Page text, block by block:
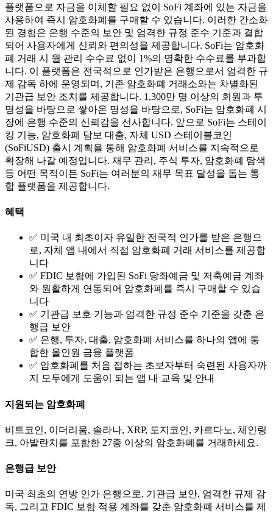
플랫폼으로 자금을 이체할 필요 없이 SoFi 계좌에 있는 자금을
사용하여 즉시 암호화폐를 구매할 수 있습니다. 이러한 간소화
된 경험은 은행 수준의 보안 및 엄격한 규정 준수 기준과 결합
되어 사용자에게 신뢰와 편의성을 제공합니다. SoFi는 암호화
폐 거래 시 월 관리 수수료 없이 1%의 명확한 수수료를 부과합
니다. 이 플랫폼은 전국적으로 인가받은 은행으로서 엄격한 규
제 감독 하에 운영되며, 기존 암호화폐 거래소와는 차별화된
기관급 보안 조치를 제공합니다. 1,300만 명 이상의 회원과 투
명성을 바탕으로 쌓아온 명성을 바탕으로, SoFi는 암호화폐 시
장에 은행 수준의 신뢰감을 선사합니다. 앞으로 SoFi는 스테이
킹 기능, 암호화폐 담보 대출, 자체 USD 스테이블코인
(SoFiUSD) 출시 계획을 통해 암호화폐 서비스를 지속적으로
확장해 나갈 예정입니다. 재무 관리, 주식 투자, 암호화폐 탐색
등 어떤 목적이든 SoFi는 여러분의 재무 목표 달성을 돕는 통
합 플랫폼을 제공합니다.
혜택
✅ 미국 내 최초이자 유일한 전국적 인가를 받은 은행으
로, 자체 앱 내에서 직접 암호화폐 거래 서비스를 제공합
니다
✅ FDIC 보험에 가입된 SoFi 당좌예금 및 저축예금 계좌
와 원활하게 연동되어 암호화폐를 즉시 구매할 수 있습
니다
✅ 기관급 보호 기능과 엄격한 규정 준수 기준을 갖춘 은
행급 보안
✅ 은행, 투자, 대출, 암호화폐 서비스를 하나의 앱에 통
합한 올인원 금융 플랫폼
✅ 암호화폐를 처음 접하는 초보자부터 숙련된 사용자까
지 모두에게 도움이 되는 앱 내 교육 및 안내
지원되는 암호화폐
비트코인, 이더리움, 솔라나, XRP, 도지코인, 카르다노, 체인링
크, 아발란치를 포함한 27종 이상의 암호화폐를 거래하세요.
은행급 보안
미국 최초의 연방 인가 은행으로, 기관급 보안, 엄격한 규제 감
독, 그리고 FDIC 보험 적용 계좌를 갖춘 암호화폐 서비스를 제